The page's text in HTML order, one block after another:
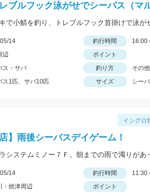
ブルフック泳がせでシーバス（マ
14 釣行時間
16:00
辺
ポイント
ス・サバ 釣り方
その他
ス1匹、サバ10匹 サイズ シー
イシグロ
】雨後シーバスデイゲーム！
14 釣行時間
11:30
・焼津周辺
ポイント